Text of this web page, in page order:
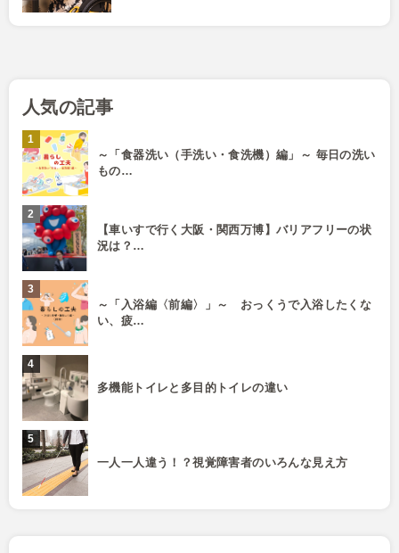
人気の記事
～「食器洗い（手洗い・食洗機）編」～ 毎日の洗い
もの…
【車いすで行く大阪・関西万博】バリアフリーの状
況は？…
～「入浴編〈前編〉」～ おっくうで入浴したくな
い、疲…
多機能トイレと多目的トイレの違い
一人一人違う！？視覚障害者のいろんな見え方